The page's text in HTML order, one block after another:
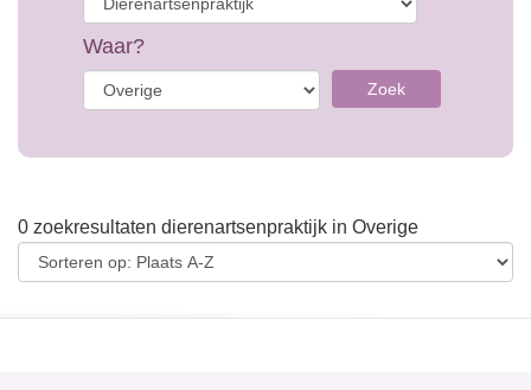
Waar?
Zoek
0 zoekresultaten dierenartsenpraktijk in Overige